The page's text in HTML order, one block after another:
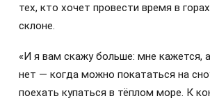
тех, кто хочет провести время в
склоне.
«И я вам скажу больше: мне кажется,
нет — когда можно покататься на
поехать купаться в тёплом море. К